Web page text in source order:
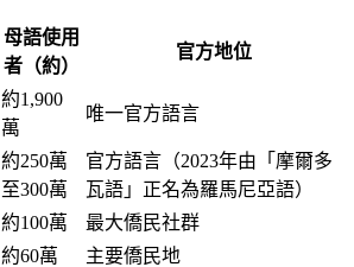
母語使用
者（約）
官方地位
約1,900
萬
唯一官方語言
約250萬
至300萬
官方語言（2023年由「摩爾多
瓦語」正名為羅馬尼亞語）
約100萬
最大僑民社群
約60萬
主要僑民地